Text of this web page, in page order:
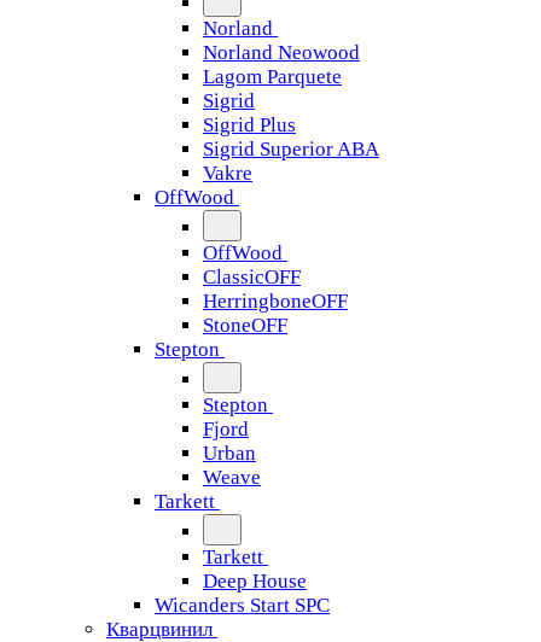
Norland
Norland Neowood
Lagom Parquete
Sigrid
Sigrid Plus
Sigrid Superior ABA
Vakre
OffWood
OffWood
ClassicOFF
HerringboneOFF
StoneOFF
Stepton
Stepton
Fjord
Urban
Weave
Tarkett
Tarkett
Deep House
Wicanders Start SPC
Кварцвинил